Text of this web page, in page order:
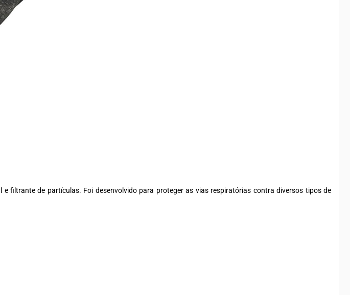
filtrante de partículas. Foi desenvolvido para proteger as vias respiratórias contra diversos tipos de